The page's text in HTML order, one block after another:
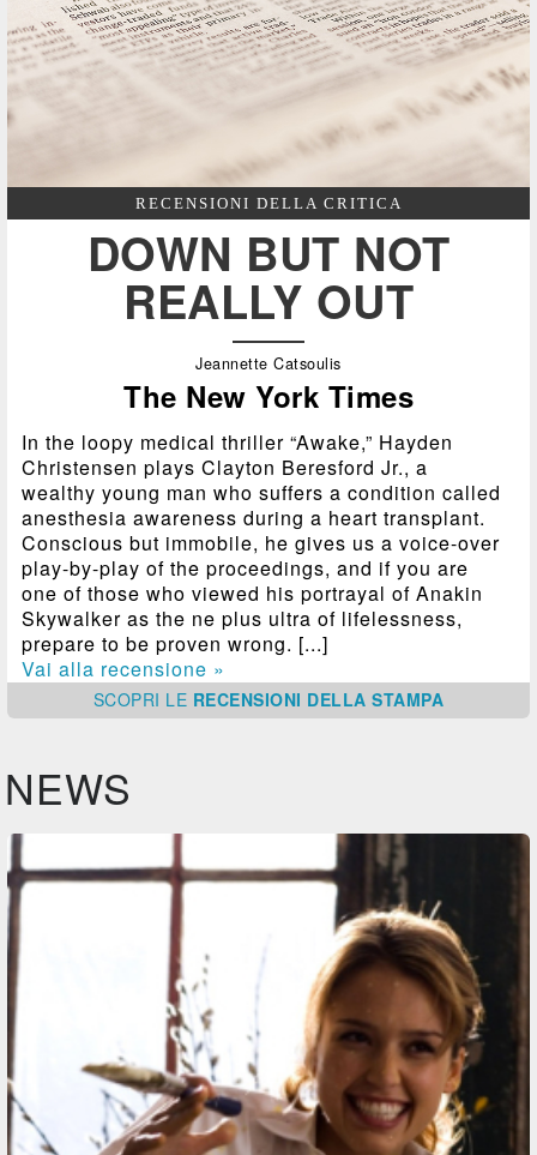
RECENSIONI DELLA CRITICA
DOWN BUT NOT
REALLY OUT
Jeannette Catsoulis
The New York Times
In the loopy medical thriller “Awake,” Hayden
Christensen plays Clayton Beresford Jr., a
wealthy young man who suffers a condition called
anesthesia awareness during a heart transplant.
Conscious but immobile, he gives us a voice-over
play-by-play of the proceedings, and if you are
one of those who viewed his portrayal of Anakin
Skywalker as the ne plus ultra of lifelessness,
prepare to be proven wrong. [...]
Vai alla recensione »
SCOPRI LE RECENSIONI DELLA STAMPA
NEWS